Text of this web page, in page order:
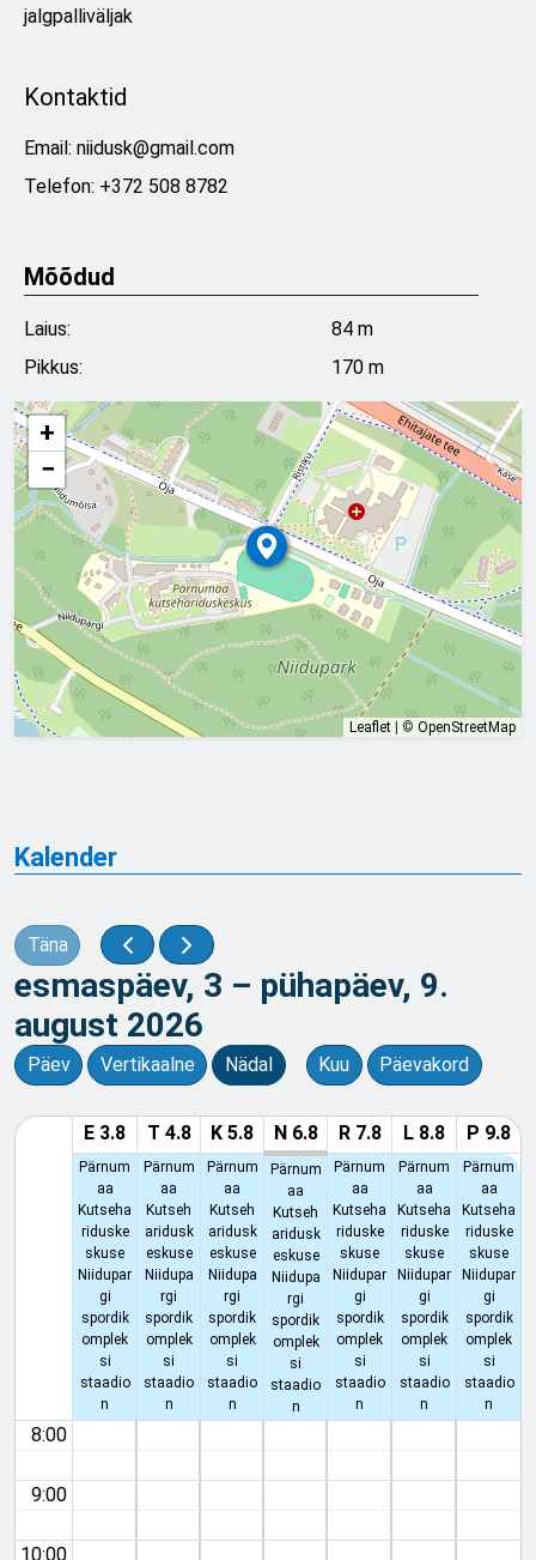
jalgpalliväljak
Kontaktid
Email: niidusk@gmail.com
Telefon: +372 508 8782
Mõõdud
Laius:
84 m
Pikkus:
170 m
+
−
Leaflet | © OpenStreetMap
Kalender
Täna
esmaspäev, 3 – pühapäev, 9.
august 2026
Päev Vertikaalne Nädal Kuu Päevakord
E 3.8 T 4.8 K 5.8 N 6.8 R 7.8 L 8.8 P 9.8
Pärnum
aa
Kutseha
riduske
skuse
Niidupar
gi
spordik
omplek
si
staadio
n
Pärnum
aa
Kutseh
aridusk
eskuse
Niidupa
rgi
spordik
omplek
si
staadio
n
Pärnum
aa
Kutseh
aridusk
eskuse
Niidupa
rgi
spordik
omplek
si
staadio
n
Pärnum
aa
Kutseh
aridusk
eskuse
Niidupa
rgi
spordik
omplek
si
staadio
n
Pärnum
aa
Kutseha
riduske
skuse
Niidupar
gi
spordik
omplek
si
staadio
n
Pärnum
aa
Kutseha
riduske
skuse
Niidupar
gi
spordik
omplek
si
staadio
n
Pärnum
aa
Kutseha
riduske
skuse
Niidupar
gi
spordik
omplek
si
staadio
n
8:00
9:00
10:00